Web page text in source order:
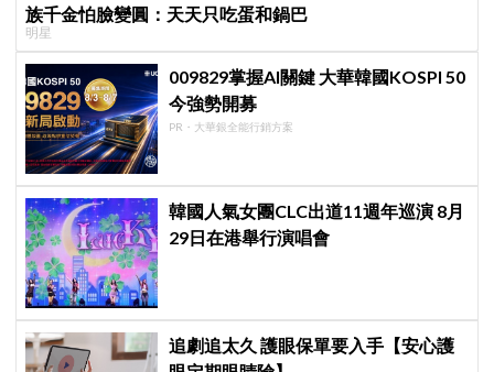
族千金怕臉變圓：天天只吃蛋和鍋巴
明星
009829掌握AI關鍵 大華韓國KOSPI 50
今強勢開募
PR・大華銀全能行銷方案
韓國人氣女團CLC出道11週年巡演 8月
29日在港舉行演唱會
追劇追太久 護眼保單要入手【安心護